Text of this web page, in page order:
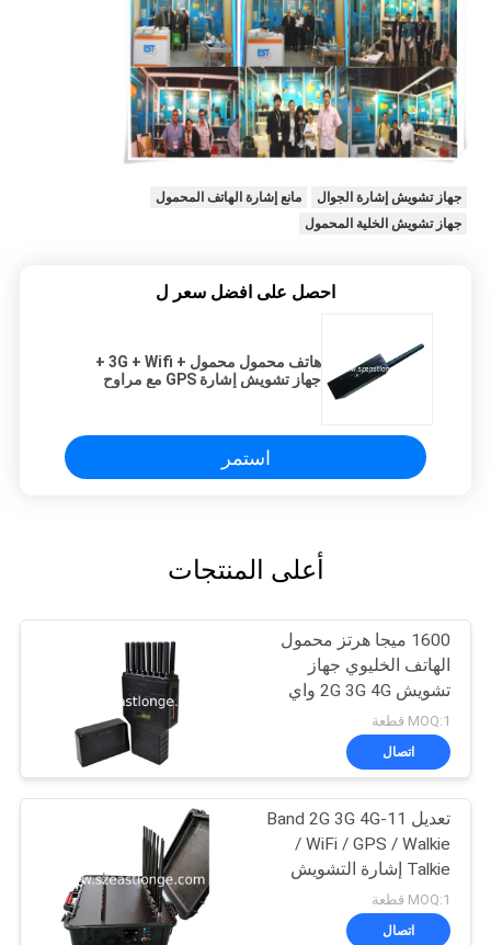
جهاز تشويش إشارة الجوال
مانع إشارة الهاتف المحمول
جهاز تشويش الخلية المحمول
احصل على افضل سعر ل
هاتف محمول محمول + 3G + Wifi +
جهاز تشويش إشارة GPS مع مراوح
استمر
أعلى المنتجات
1600 ميجا هرتز محمول
الهاتف الخليوي جهاز
تشويش 2G 3G 4G واي
فاي بلوتوث
MOQ:1 قطعة
اتصال
تعديل 11-Band 2G 3G 4G
/ WiFi / GPS / Walkie
Talkie إشارة التشويش
العالية
MOQ:1 قطعة
اتصال